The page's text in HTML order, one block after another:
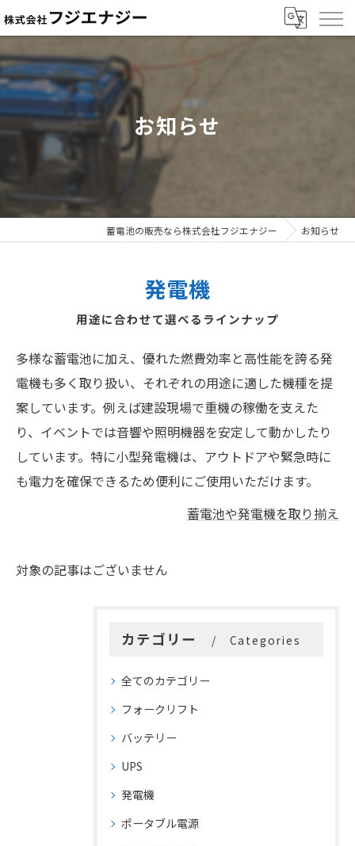
お知らせ
蓄電池の販売なら株式会社フジエナジー お知らせ
発電機
用途に合わせて選べるラインナップ
多様な蓄電池に加え、優れた燃費効率と高性能を誇る発
電機も多く取り扱い、それぞれの用途に適した機種を提
案しています。例えば建設現場で重機の稼働を支えた
り、イベントでは音響や照明機器を安定して動かしたり
しています。特に小型発電機は、アウトドアや緊急時に
も電力を確保できるため便利にご使用いただけます。
蓄電池や発電機を取り揃え
対象の記事はございません
カテゴリー Categories
全てのカテゴリー
フォークリフト
バッテリー
UPS
発電機
ポータブル電源